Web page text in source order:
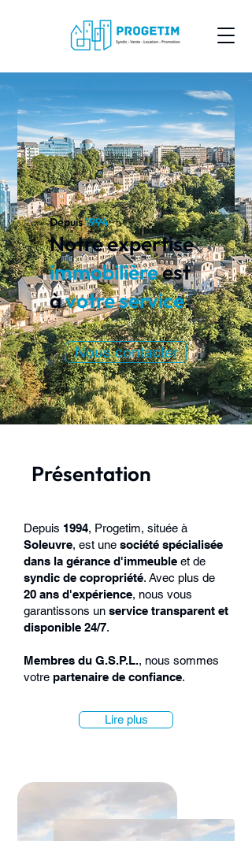
Depuis1994
Notre expertise
immobilièreest
àvotre service.
Nous contacter
Présentation
Depuis 1994, Progetim, située à
Soleuvre, est une société spécialisée
dans la gérance d'immeuble et de
syndic de copropriété. Avec plus de
20 ans d'expérience, nous vous
garantissons un service transparent et
disponible 24/7.
Membres du G.S.P.L., nous sommes
votre partenaire de confiance.
Lire plus